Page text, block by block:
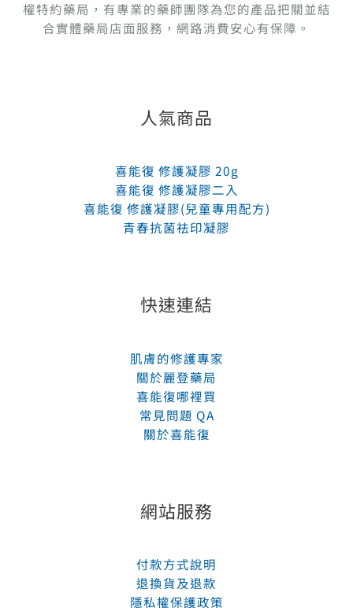
權特約藥局，有專業的藥師團隊為您的產品把關並結
合實體藥局店面服務，網路消費安心有保障。
人氣商品
喜能復 修護凝膠 20g
喜能復 修護凝膠二入
喜能復 修護凝膠(兒童專用配方)
青春抗菌祛印凝膠
快速連結
肌膚的修護專家
關於麗登藥局
喜能復哪裡買
常見問題 QA
關於喜能復
網站服務
付款方式說明
退換貨及退款
隱私權保護政策